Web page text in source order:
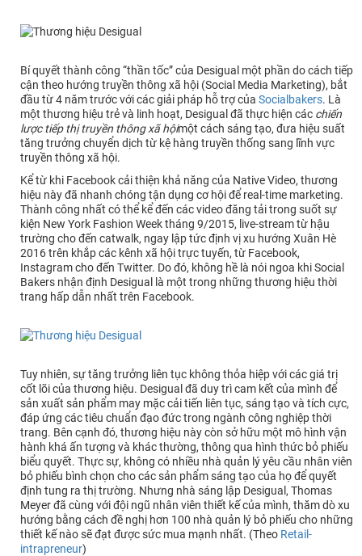
Bí quyết thành công “thần tốc” của Desigual một phần do cách tiếp
cận theo hướng truyền thông xã hội (Social Media Marketing), bắt
đầu từ 4 năm trước với các giải pháp hỗ trợ của Socialbakers. Là
một thương hiệu trẻ và linh hoạt, Desigual đã thực hiện các chiến
lược tiếp thị truyền thông xã hộimột cách sáng tạo, đưa hiệu suất
tăng trưởng chuyển dịch từ kệ hàng truyền thống sang lĩnh vực
truyền thông xã hội.
Kể từ khi Facebook cải thiện khả năng của Native Video, thương
hiệu này đã nhanh chóng tận dụng cơ hội để real-time marketing.
Thành công nhất có thể kể đến các video đăng tải trong suốt sự
kiện New York Fashion Week tháng 9/2015, live-stream từ hậu
trường cho đến catwalk, ngay lập tức định vị xu hướng Xuân Hè
2016 trên khắp các kênh xã hội trực tuyến, từ Facebook,
Instagram cho đến Twitter. Do đó, không hề là nói ngoa khi Social
Bakers nhận định Desigual là một trong những thương hiệu thời
trang hấp dẫn nhất trên Facebook.
Tuy nhiên, sự tăng trưởng liên tục không thỏa hiệp với các giá trị
cốt lõi của thương hiệu. Desigual đã duy trì cam kết của mình để
sản xuất sản phẩm may mặc cải tiến liên tục, sáng tạo và tích cực,
đáp ứng các tiêu chuẩn đạo đức trong ngành công nghiệp thời
trang. Bên cạnh đó, thương hiệu này còn sở hữu một mô hình vận
hành khá ấn tượng và khác thường, thông qua hình thức bỏ phiếu
biểu quyết. Thực sự, không có nhiều nhà quản lý yêu cầu nhân viên
bỏ phiếu bình chọn cho các sản phẩm sáng tạo của họ để quyết
định tung ra thị trường. Nhưng nhà sáng lập Desigual, Thomas
Meyer đã cùng với đội ngũ nhân viên thiết kế của mình, thăm dò xu
hướng bằng cách đề nghị hơn 100 nhà quản lý bỏ phiếu cho những
thiết kế nào sẽ đạt được sức mua mạnh nhất. (Theo Retail-
intrapreneur)